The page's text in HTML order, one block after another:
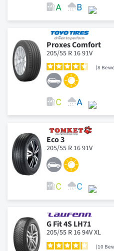
Proxes Comfort
205/55 R 16 91V
8
Eco 3
205/55 R 16 91V
G Fit 4S LH71
205/55 R 16 94V XL
10